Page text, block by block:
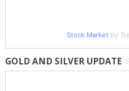
Stock Market by
GOLD AND SILVER UPDATE